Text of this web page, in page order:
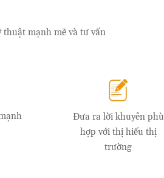
mạnh mẽ và tư vấn
Đưa ra lời khuyên phù
hợp với thị hiếu thị
trường